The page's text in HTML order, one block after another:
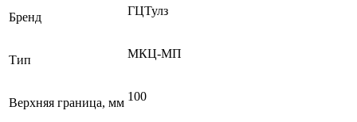
Бренд ГЦТулз
Тип МКЦ-МП
Верхняя граница, мм 100